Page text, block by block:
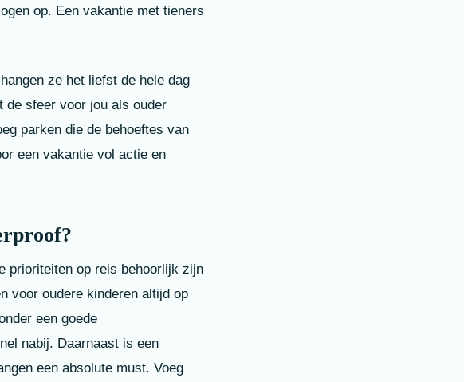
op. Een vakantie met tieners
ze het liefst de hele dag
de sfeer voor jou als ouder
parken die de behoeftes van
een vakantie vol actie en
prioriteiten op reis behoorlijk zijn
voor oudere kinderen altijd op
een goede
nabij. Daarnaast is een
een absolute must. Voeg